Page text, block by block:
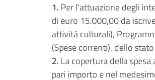
1.Per l'attuazione degli
di euro 15.000,00 da
attività culturali),
(Spese correnti), dello
2.La copertura della
pari importo e nel